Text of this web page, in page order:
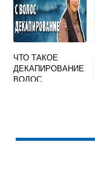
ЧТО ТАКОЕ
ДЕКАПИРОВАНИЕ
ВОЛОС